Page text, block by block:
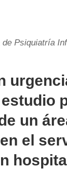
de Psiquiatría
un
el